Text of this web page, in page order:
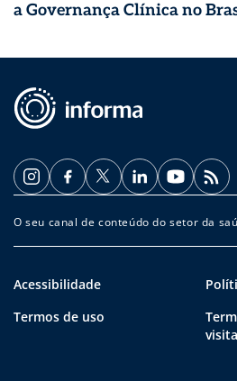
a Governança Clínica no
O seu canal de conteúdo do setor da
Acessibilidade
Termos de uso